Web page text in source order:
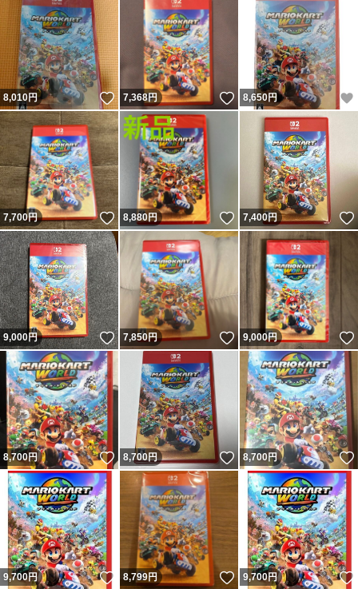
8,010円 いいね！
7,368円 いいね！
8,650円
7,700円 いいね！
8,880円 いいね！
7,400円
9,000円 いいね！
7,850円 いいね！
9,000円
8,700円 いいね！
8,700円 いいね！
8,700円
9,700円 いいね！
8,799円 いいね！
9,700円